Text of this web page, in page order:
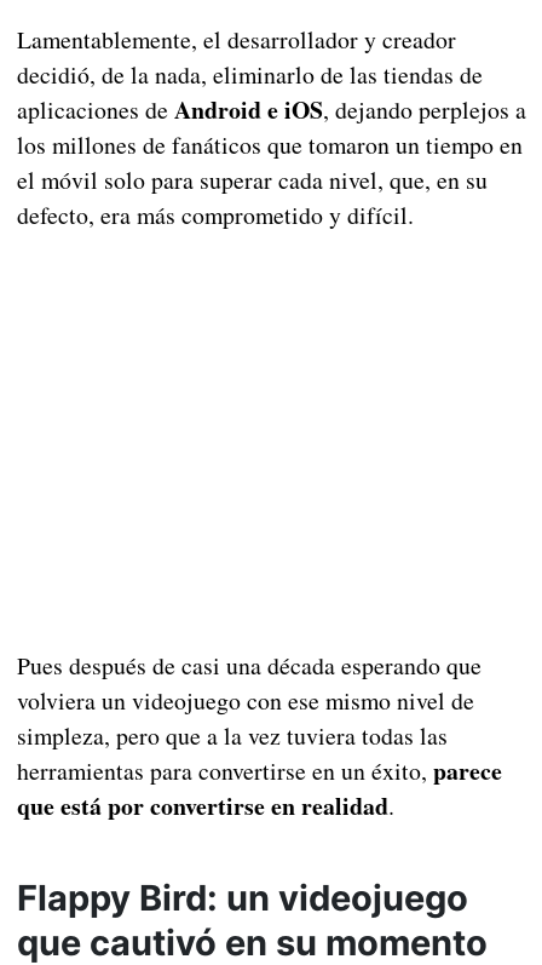
Lamentablemente, el desarrollador y creador
decidió, de la nada, eliminarlo de las tiendas de
aplicaciones de Android e iOS, dejando perplejos a
los millones de fanáticos que tomaron un tiempo en
el móvil solo para superar cada nivel, que, en su
defecto, era más comprometido y difícil.
Pues después de casi una década esperando que
volviera un videojuego con ese mismo nivel de
simpleza, pero que a la vez tuviera todas las
herramientas para convertirse en un éxito, parece
que está por convertirse en realidad.
Flappy Bird: un videojuego
que cautivó en su momento